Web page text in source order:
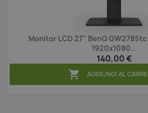
Monitor LCD 27" BenQ GW2785tc
1920x1080...
140,00 €
 AGGIUNGI AL